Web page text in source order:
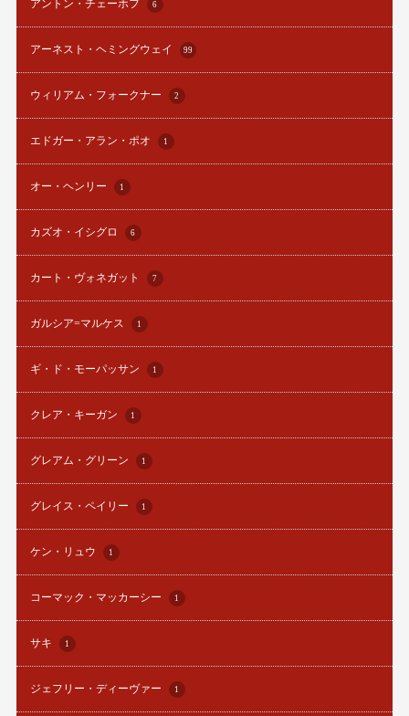
アントン・チェーホフ 6
アーネスト・ヘミングウェイ 99
ウィリアム・フォークナー 2
エドガー・アラン・ポオ 1
オー・ヘンリー 1
カズオ・イシグロ 6
カート・ヴォネガット 7
ガルシア=マルケス 1
ギ・ド・モーパッサン 1
クレア・キーガン 1
グレアム・グリーン 1
グレイス・ペイリー 1
ケン・リュウ 1
コーマック・マッカーシー 1
サキ 1
ジェフリー・ディーヴァー 1